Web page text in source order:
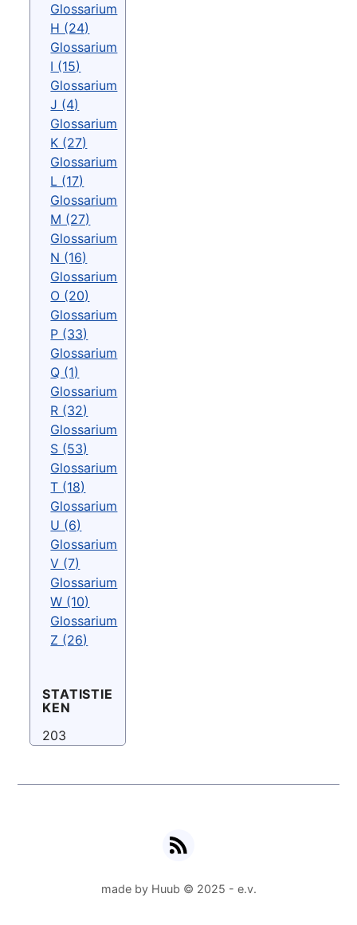
Glossarium
H (24)
Glossarium
I (15)
Glossarium
J (4)
Glossarium
K (27)
Glossarium
L (17)
Glossarium
M (27)
Glossarium
N (16)
Glossarium
O (20)
Glossarium
P (33)
Glossarium
Q (1)
Glossarium
R (32)
Glossarium
S (53)
Glossarium
T (18)
Glossarium
U (6)
Glossarium
V (7)
Glossarium
W (10)
Glossarium
Z (26)
STATISTIE
KEN
203
RSS
made by Huub © 2025 - e.v.